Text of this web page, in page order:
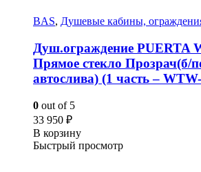
BAS, Душевые кабины,
Душ.ограждение PUERTA
Прямое стекло Прозрач(б/
автослива) (1 часть –
0 out of 5
33 950 ₽
В корзину
Быстрый просмотр